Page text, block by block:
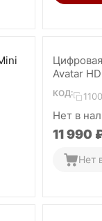
Avatar
КОД:
Нет в
11 990
Нет